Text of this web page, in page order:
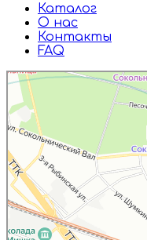
Каталог
О нас
Контакты
FAQ
Дружба
Пищевые ингредиенты и
Москве
Магазин подарков и
Москве